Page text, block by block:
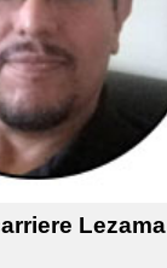
Lezama